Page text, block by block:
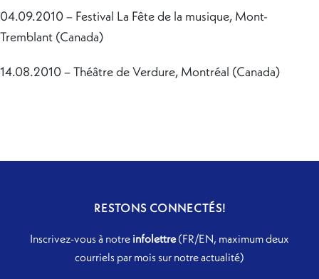
04.09.2010 – Festival La Fête de la musique, Mont-
Tremblant (Canada)
14.08.2010 – Théâtre de Verdure, Montréal (Canada)
RESTONS CONNECTÉS!
Inscrivez-vous à notre infolettre(FR/EN, maximum deux
courriels par mois sur notre actualité)